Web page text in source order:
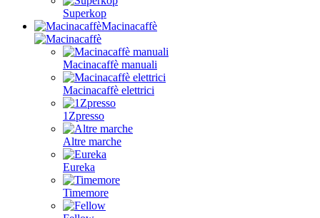
Superkop
Macinacaffè
Macinacaffè manuali
Macinacaffè elettrici
1Zpresso
Altre marche
Eureka
Timemore